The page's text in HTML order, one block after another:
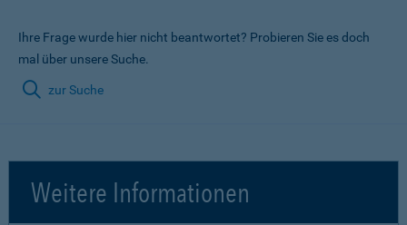
Ihre Frage wurde hier nicht beantwortet? Probieren Sie es doch
mal über unsere Suche.
zur Suche
Weitere Informationen